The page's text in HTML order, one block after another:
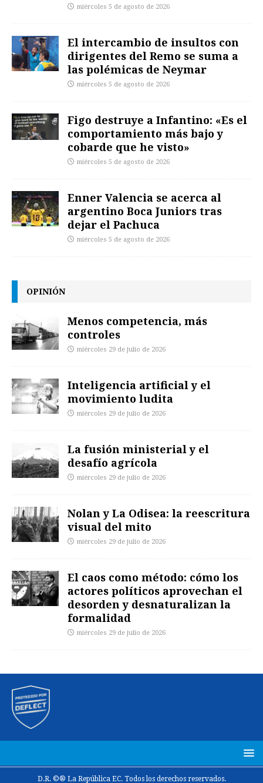
miércoles 5 de agosto de 2026
El intercambio de insultos con
dirigentes del Remo se suma a
las polémicas de Neymar
miércoles 5 de agosto de 2026
Figo destruye a Infantino: «Es el
comportamiento más bajo y
cobarde que he visto»
miércoles 5 de agosto de 2026
Enner Valencia se acerca al
argentino Boca Juniors tras
dejar el Pachuca
miércoles 5 de agosto de 2026
OPINIÓN
Menos competencia, más
controles
miércoles 29 de julio de 2026
Inteligencia artificial y el
movimiento ludita
miércoles 29 de julio de 2026
La fusión ministerial y el
desafío agrícola
miércoles 29 de julio de 2026
Nolan y La Odisea: la reescritura
visual del mito
miércoles 29 de julio de 2026
El caos como método: cómo los
actores políticos aprovechan el
desorden y desnaturalizan la
formalidad
miércoles 29 de julio de 2026
D.R. ©® La República EC. Todos los derechos reservados.